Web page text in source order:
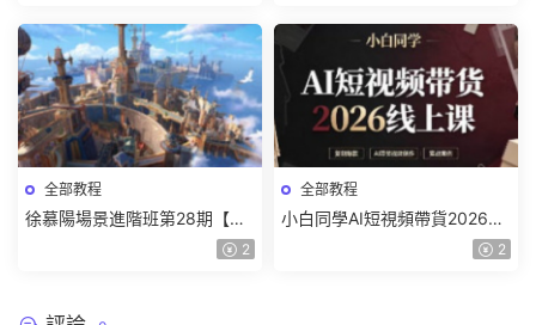
全部教程
徐慕陽場景進階班第28期【畫
2
全部教程
小白同學AI短視頻帶貨2026線
2